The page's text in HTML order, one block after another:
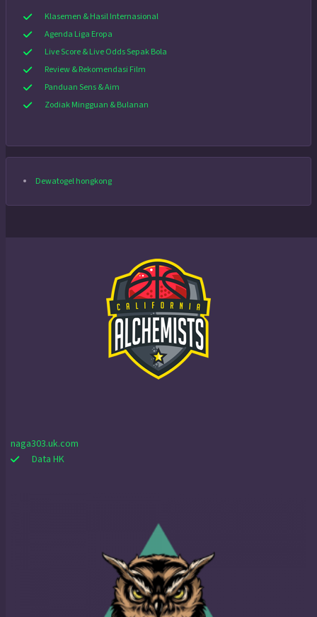
Klasemen & Hasil Internasional
Agenda Liga Eropa
Live Score & Live Odds Sepak Bola
Review & Rekomendasi Film
Panduan Sens & Aim
Zodiak Mingguan & Bulanan
Dewatogel hongkong
naga303.uk.com
Data HK